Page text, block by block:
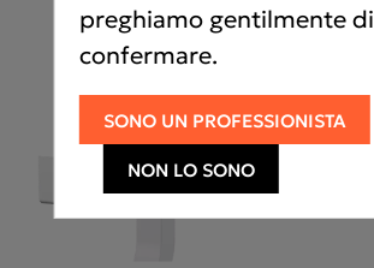
preghiamo gentilmente di
confermare.
SONO UN PROFESSIONISTA
NON LO SONO